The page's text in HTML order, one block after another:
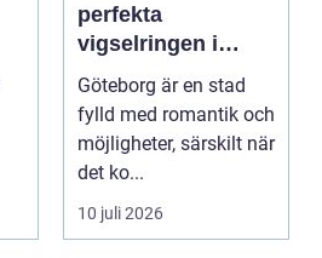
perfekta
vigselringen i
Göteborg
Göteborg är en stad
fylld med romantik och
möjligheter, särskilt när
det ko...
10 juli 2026